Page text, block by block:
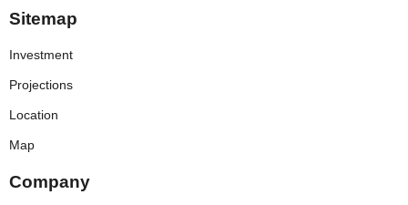
Sitemap
Investment
Projections
Location
Map
Company